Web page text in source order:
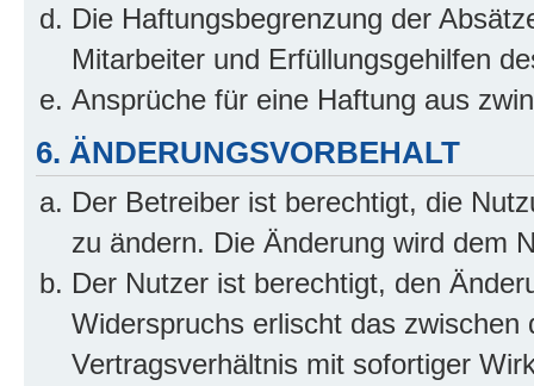
Die Haftungsbegrenzung der
Mitarbeiter und Erfüllungsgehilfen
Ansprüche für eine Haftung aus
6. ÄNDERUNGSVORBEHALT
Der Betreiber ist berechtigt, die
zu ändern. Die Änderung wird dem
Der Nutzer ist berechtigt, den
Widerspruchs erlischt das
Vertragsverhältnis mit sofortiger